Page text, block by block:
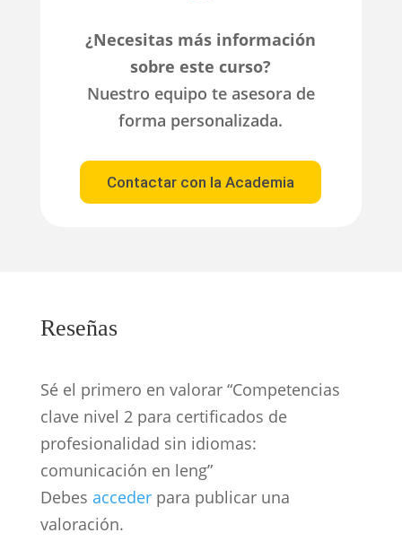
¿Necesitas más información
sobre este curso?
Nuestro equipo te asesora de
forma personalizada.
Contactar con la Academia
Reseñas
Sé el primero en valorar “Competencias
clave nivel 2 para certificados de
profesionalidad sin idiomas:
comunicación en leng”
Debes accederpara publicar una
valoración.